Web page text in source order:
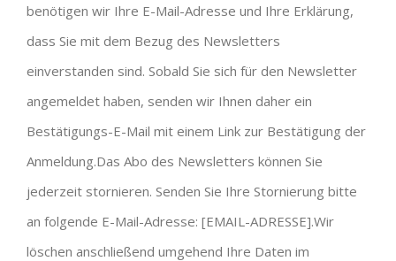
benötigen wir Ihre E-Mail-Adresse und Ihre Erklärung,
dass Sie mit dem Bezug des Newsletters
einverstanden sind. Sobald Sie sich für den Newsletter
angemeldet haben, senden wir Ihnen daher ein
Bestätigungs-E-Mail mit einem Link zur Bestätigung der
Anmeldung.Das Abo des Newsletters können Sie
jederzeit stornieren. Senden Sie Ihre Stornierung bitte
an folgende E-Mail-Adresse: [EMAIL-ADRESSE].Wir
löschen anschließend umgehend Ihre Daten im